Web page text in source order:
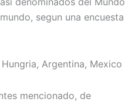
segun una encuesta
Argentina, Mexico
mencionado, de